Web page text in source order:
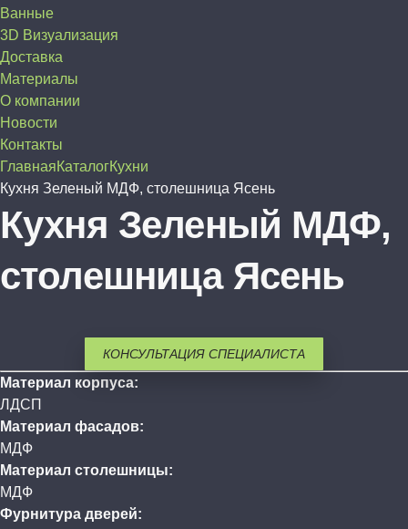
Ванные
3D Визуализация
Доставка
Материалы
О компании
Новости
Контакты
ГлавнаяКаталогКухни
Кухня Зеленый МДФ, столешница Ясень
Кухня Зеленый МДФ,
столешница Ясень
КОНСУЛЬТАЦИЯ СПЕЦИАЛИСТА
Материал корпуса:
ЛДСП
Материал фасадов:
МДФ
Материал столешницы:
МДФ
Фурнитура дверей: